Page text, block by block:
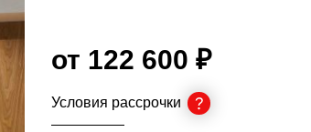
от 122 600 ₽
Условия рассрочки